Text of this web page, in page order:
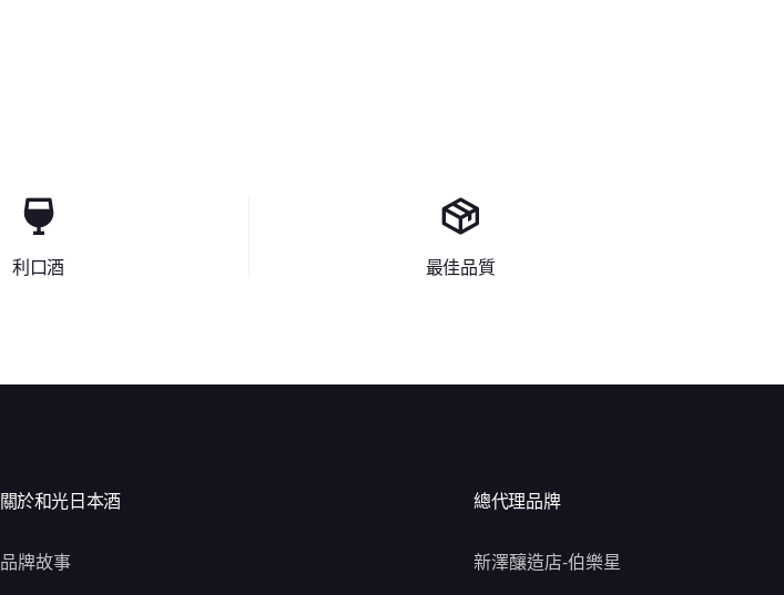
利口酒 最佳品質
關於和光日本酒
品牌故事
總代理品牌
新澤釀造店-伯樂星